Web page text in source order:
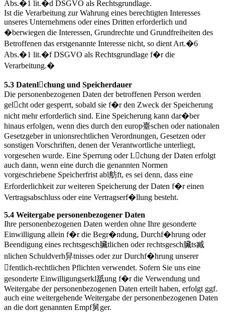
Abs.�1 lit.�d DSGVO als Rechtsgrundlage.
Ist die Verarbeitung zur Wahrung eines berechtigten Interesses
unseres Unternehmens oder eines Dritten erforderlich und
�berwiegen die Interessen, Grundrechte und Grundfreiheiten des
Betroffenen das erstgenannte Interesse nicht, so dient Art.�6
Abs.�1 lit.�f DSGVO als Rechtsgrundlage f�r die
Verarbeitung.�
5.3 Datenlchung und Speicherdauer
Die personenbezogenen Daten der betroffenen Person werden
gelcht oder gesperrt, sobald sie f�r den Zweck der Speicherung
nicht mehr erforderlich sind. Eine Speicherung kann dar�ber
hinaus erfolgen, wenn dies durch den europ臺schen oder nationalen
Gesetzgeber in unionsrechtlichen Verordnungen, Gesetzen oder
sonstigen Vorschriften, denen der Verantwortliche unterliegt,
vorgesehen wurde. Eine Sperrung oder Lchung der Daten erfolgt
auch dann, wenn eine durch die genannten Normen
vorgeschriebene Speicherfrist abl舫ft, es sei denn, dass eine
Erforderlichkeit zur weiteren Speicherung der Daten f�r einen
Vertragsabschluss oder eine Vertragserf�llung besteht.
5.4 Weitergabe personenbezogener Daten
Ihre personenbezogenen Daten werden ohne Ihre gesonderte
Einwilligung allein f�r die Begr�ndung, Durchf�hrung oder
Beendigung eines rechtsgesch臟tlichen oder rechtsgesch臟ts臧
nlichen Schuldverh舁tnisses oder zur Durchf�hrung unserer
fentlich-rechtlichen Pflichten verwendet. Sofern Sie uns eine
gesonderte Einwilligungserkl舐ung f�r die Verwendung und
Weitergabe der personenbezogenen Daten erteilt haben, erfolgt ggf.
auch eine weitergehende Weitergabe der personenbezogenen Daten
an die dort genannten Empf舅ger.